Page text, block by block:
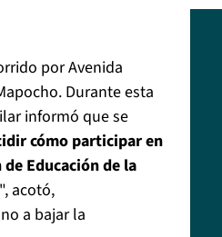
por Avenida
Durante esta
informó que se
cómo participar en
Educación de la
acotó,
a bajar la